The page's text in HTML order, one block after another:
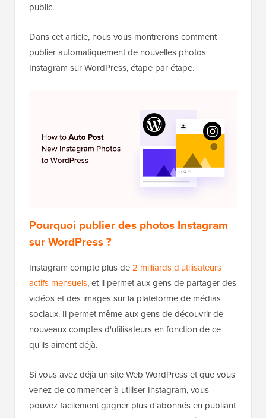
public.
Dans cet article, nous vous montrerons comment
publier automatiquement de nouvelles photos
Instagram sur WordPress, étape par étape.
Pourquoi publier des photos Instagram
sur WordPress ?
Instagram compte plus de2 milliards d'utilisateurs
actifs mensuels, et il permet aux gens de partager des
vidéos et des images sur la plateforme de médias
sociaux. Il permet même aux gens de découvrir de
nouveaux comptes d'utilisateurs en fonction de ce
qu'ils aiment déjà.
Si vous avez déjà un site Web WordPress et que vous
venez de commencer à utiliser Instagram, vous
pouvez facilement gagner plus d'abonnés en publiant